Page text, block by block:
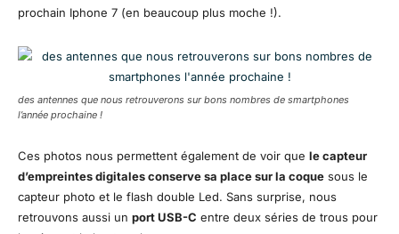
prochain Iphone 7 (en beaucoup plus moche !).
des antennes que nous retrouverons sur bons nombres de smartphones
l’année prochaine !
Ces photos nous permettent également de voir que le capteur
d’empreintes digitales conserve sa place sur la coque sous le
capteur photo et le flash double Led. Sans surprise, nous
retrouvons aussi un port USB-C entre deux séries de trous pour